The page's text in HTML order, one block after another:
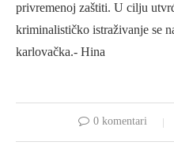
privremenoj zaštiti. U cilju
kriminalističko istraživanje se
karlovačka.- Hina
0 komentari